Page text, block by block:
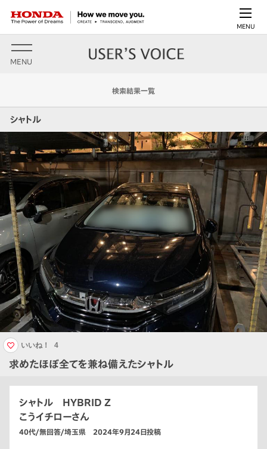
MENU
MENU
検索結果一覧
シャトル
求めたほぼ全てを兼ね備えたシャトル
いいね！ 4
シャトル HYBRID Z
こうイチローさん
40代/無回答/埼玉県 2024年9月24日投稿